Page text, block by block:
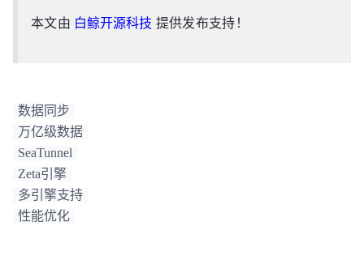
本文由 白鲸开源科技 提供发布支持！
数据同步
万亿级数据
SeaTunnel
Zeta引擎
多引擎支持
性能优化